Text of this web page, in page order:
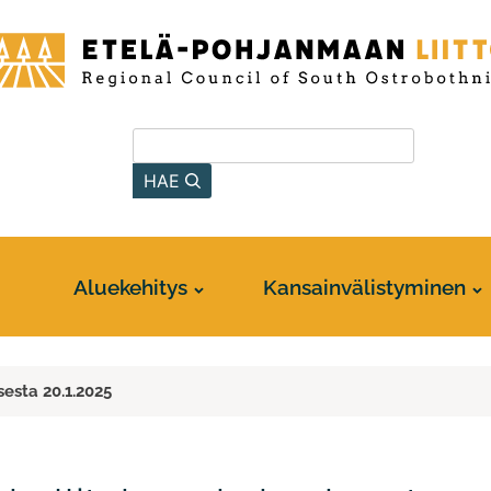
HAE
Aluekehitys Kansainvälistyminen
20.1.2025